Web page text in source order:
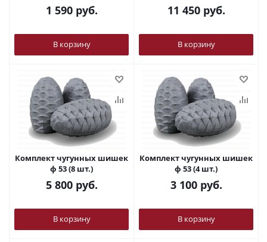
1 590руб.
В корзину
11 450руб.
В корзину
Комплект чугунных шишек
ф 53 (8 шт.)
5 800руб.
В корзину
Комплект чугунных шишек
ф 53 (4 шт.)
3 100руб.
В корзину